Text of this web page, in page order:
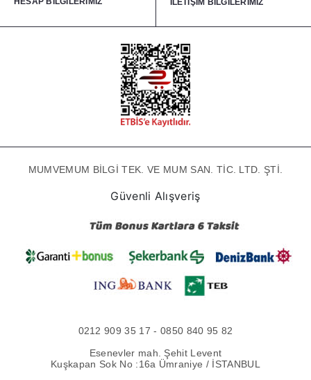
İLETİŞİM BİLGİLERİMİZ
MUMVEMUM BİLGİ TEK. VE MUM SAN. TİC. LTD. ŞTİ.
Güvenli Alışveriş
0212 909 35 17 - 0850 840 95 82
Esenevler mah. Şehit Levent
Kuşkapan Sok No :16a Ümraniye / İSTANBUL